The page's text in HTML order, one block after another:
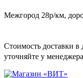
Межгород 28р/км,
Стоимость доставки
уточняйте у